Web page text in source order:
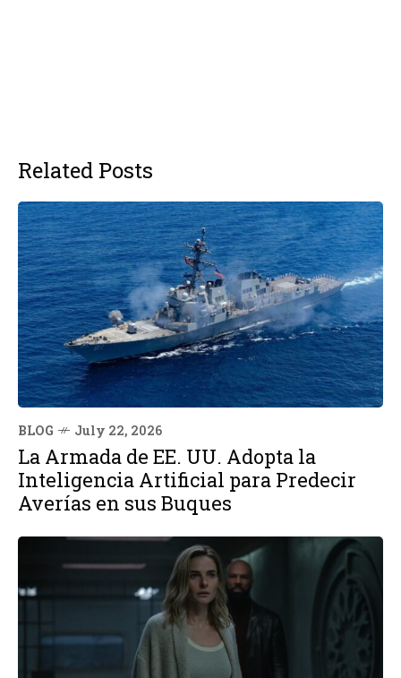
Related Posts
BLOG July 22, 2026
La Armada de EE. UU. Adopta la
Inteligencia Artificial para Predecir
Averías en sus Buques